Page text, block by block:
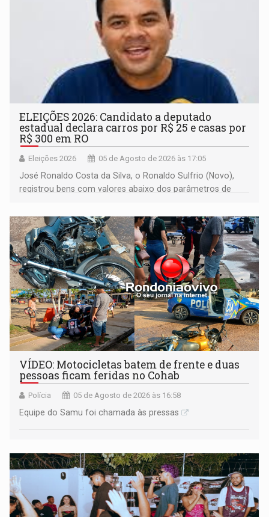
ELEIÇÕES 2026: Candidato a deputado
estadual declara carros por R$ 25 e casas por
R$ 300 em RO
Eleições 2026 05 de Agosto de 2026 às 17:05
José Ronaldo Costa da Silva, o Ronaldo Sulfrio (Novo),
registrou bens com valores abaixo dos parâmetros de
milhões
VÍDEO: Motocicletas batem de frente e duas
pessoas ficam feridas no Cohab
Polícia 05 de Agosto de 2026 às 16:58
Equipe do Samu foi chamada às pressas